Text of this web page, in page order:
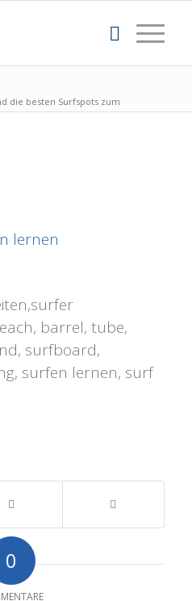
die besten Surfspots zum
barrel, tube,
surfboard,
surfen lernen, surf
0